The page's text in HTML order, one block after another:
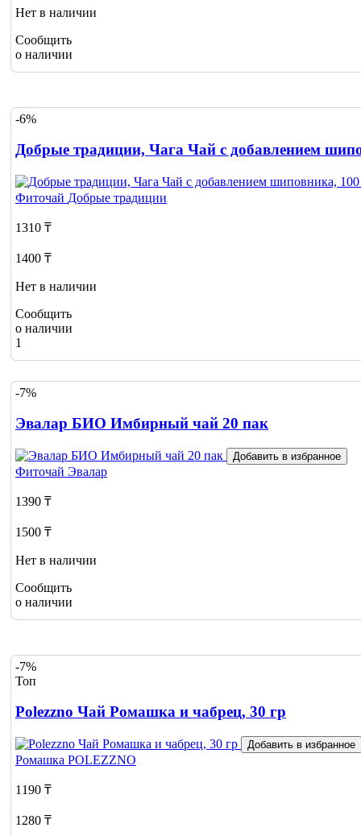
Нет в наличии
Сообщить
о наличии
-6%
Добрые традиции, Чага Чай с добавлением
Фиточай Добрые традиции
1310 ₸
1400 ₸
Нет в наличии
Сообщить
о наличии
1
-7%
Эвалар БИО Имбирный чай 20 пак
Добавить в избранное
Фиточай Эвалар
1390 ₸
1500 ₸
Нет в наличии
Сообщить
о наличии
-7%
Топ
Polezzno Чай Ромашка и чабрец, 30 гр
Добавить в избранное
Ромашка POLEZZNO
1190 ₸
1280 ₸